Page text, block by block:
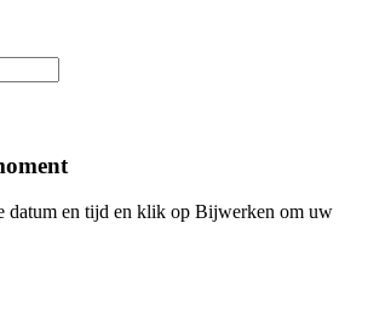
datum en tijd en klik op Bijwerken om uw